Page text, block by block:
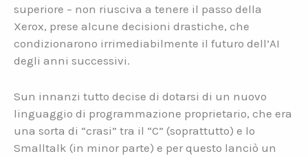
superiore – non riusciva a tenere il passo della
Xerox, prese alcune decisioni drastiche, che
condizionarono irrimediabilmente il futuro dell’AI
degli anni successivi.
Sun innanzi tutto decise di dotarsi di un nuovo
linguaggio di programmazione proprietario, che era
una sorta di “crasi” tra il “C” (soprattutto) e lo
Smalltalk (in minor parte) e per questo lanciò un